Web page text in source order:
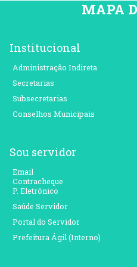
MAPA
Institucional
Administração Indireta
Secretarias
Subsecretarias
Conselhos Municipais
Sou servidor
Email
Contracheque
P. Eletrônico
Saúde Servidor
Portal do Servidor
Prefeitura Ágil (Interno)